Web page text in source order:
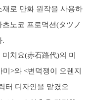
재로 만화 원작을 사용하
노코 프로덕션(タツノ
.
미치요(赤石路代)의 미
>와 <변덕쟁이 오렌지
터 디자인을 맡겼으